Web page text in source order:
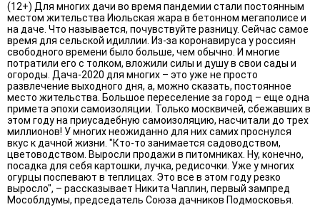
(12+) Для многих дачи во время пандемии стали постоянным
местом жительства Июльская жара в бетонном мегаполисе и
на даче. Что называется, почувствуйте разницу. Сейчас самое
время для сельской идиллии. Из-за коронавируса у россиян
свободного времени было больше, чем обычно. И многие
потратили его с толком, вложили силы и душу в свои сады и
огороды. Дача-2020 для многих – это уже не просто
развлечение выходного дня, а, можно сказать, постоянное
место жительства. Большое переселение за город – еще одна
примета эпохи самоизоляции. Только москвичей, сбежавших в
этом году на приусадебную самоизоляцию, насчитали до трех
миллионов! У многих неожиданно для них самих проснулся
вкус к дачной жизни. "Кто-то занимается садоводством,
цветоводством. Выросли продажи в питомниках. Ну, конечно,
посадка для себя картошки, лучка, редисочки. Уже у многих
огурцы поспевают в теплицах. Это все в этом году резко
выросло", – рассказывает Никита Чаплин, первый зампред
Мособлдумы, председатель Союза дачников Подмосковья.